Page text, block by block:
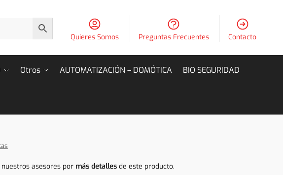
Quieres Somos Preguntas Frecuentes Contacto
Otros AUTOMATIZACIÓN – DOMÓTICA BIO SEGURIDAD
asesores por más detallesde este producto.